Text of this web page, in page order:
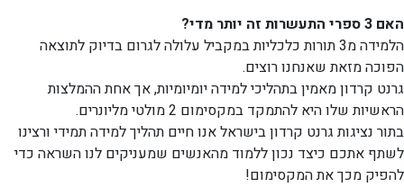
האם 3 ספרי התעשרות זה יותר מדי?
הלמידה מ3 תורות כלכליות במקביל עלולה לגרום בדיוק לתוצאה
הפוכה מזאת שאנחנו רוצים.
גרנט קרדון מאמין בתהליכי למידה יומיומיות, אך אחת ההמלצות
הראשיות שלו היא להתמקד במקסימום 2 מולטי מליונרים.
בתור נציגות גרנט קרדון בישראל אנו חיים תהליך למידה תמידי ורצינו
לשתף אתכם כיצד נכון ללמוד מהאנשים שמעניקים לנו השראה כדי
להפיק מכך את המקסימום!